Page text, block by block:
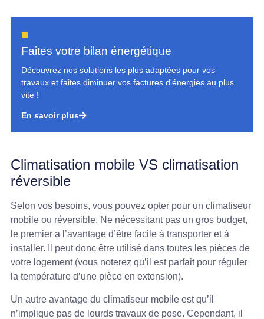
Faites votre bilan énergétique
Découvrez nos solutions les plus adaptées pour vos
travaux et faites diminuer vos factures d'énergies au plus
vite !
En savoir plus
Climatisation mobile VS climatisation
réversible
Selon vos besoins, vous pouvez opter pour un climatiseur
mobile ou réversible. Ne nécessitant pas un gros budget,
le premier a l’avantage d’être facile à transporter et à
installer. Il peut donc être utilisé dans toutes les pièces de
votre logement (vous noterez qu’il est parfait pour réguler
la température d’une pièce en extension).
Un autre avantage du climatiseur mobile est qu’il
n’implique pas de lourds travaux de pose. Cependant, il